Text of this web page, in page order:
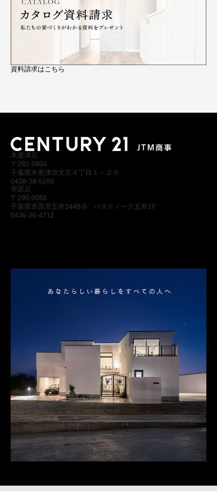
資料請求はこちら
木更津店
〒292-0804
千葉県木更津市文京４丁目１－２０
0438-38-5280
市原店
〒290-0056
千葉県市原市五井2448-6 パスティーク五井1F
0436-26-4712